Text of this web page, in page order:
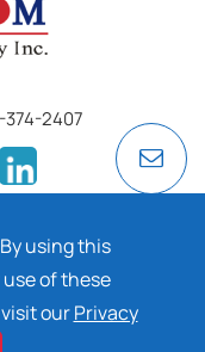
2407
INC. All rights
using this
of these
ourPrivacy